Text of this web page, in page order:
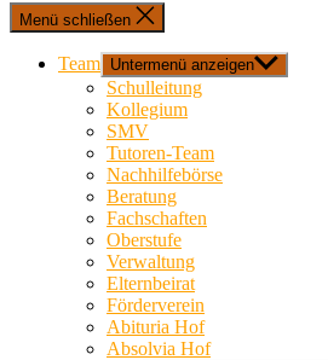
Menü schließen
Team Untermenü anzeigen
Schulleitung
Kollegium
SMV
Tutoren-Team
Nachhilfebörse
Beratung
Fachschaften
Oberstufe
Verwaltung
Elternbeirat
Förderverein
Abituria Hof
Absolvia Hof